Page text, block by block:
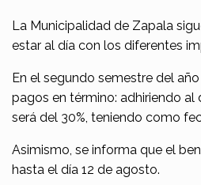
La Municipalidad de Zapala
estar al día con los diferentes
En el segundo semestre del
pagos en término: adhiriendo
será del 30%, teniendo como
Asimismo, se informa que el
hasta el día 12 de agosto.